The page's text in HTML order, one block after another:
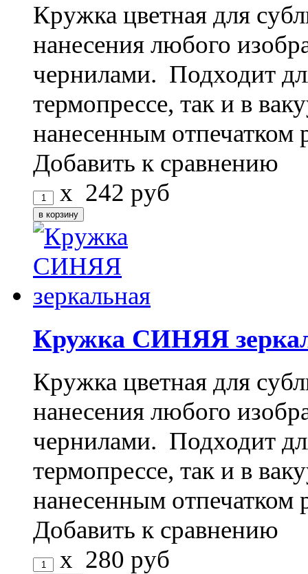
Кружка цветная для
нанесения любого
чернилами. Подходит
термопрессе, так и в
нанесенным
Добавить к сравнению
x 242 руб
Кружка СИНЯЯ
Кружка цветная для
нанесения любого
чернилами. Подходит
термопрессе, так и в
нанесенным
Добавить к сравнению
x 280 руб